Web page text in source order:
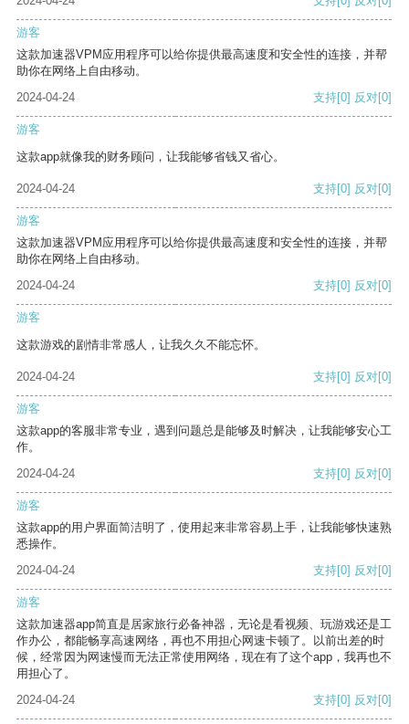
游客
这款加速器VPM应用程序可以给你提供最高速度和安全性的连接，并帮
助你在网络上自由移动。
2024-04-24
支持[0] 反对[0]
游客
这款app就像我的财务顾问，让我能够省钱又省心。
2024-04-24 支持[0] 反对[0]
游客
这款加速器VPM应用程序可以给你提供最高速度和安全性的连接，并帮
助你在网络上自由移动。
2024-04-24
支持[0] 反对[0]
游客
这款游戏的剧情非常感人，让我久久不能忘怀。
2024-04-24 支持[0] 反对[0]
游客
这款app的客服非常专业，遇到问题总是能够及时解决，让我能够安心工
作。
2024-04-24
支持[0] 反对[0]
游客
这款app的用户界面简洁明了，使用起来非常容易上手，让我能够快速熟
悉操作。
2024-04-24
支持[0] 反对[0]
游客
这款加速器app简直是居家旅行必备神器，无论是看视频、玩游戏还是工
作办公，都能畅享高速网络，再也不用担心网速卡顿了。以前出差的时
候，经常因为网速慢而无法正常使用网络，现在有了这个app，我再也不
用担心了。
2024-04-24
支持[0] 反对[0]